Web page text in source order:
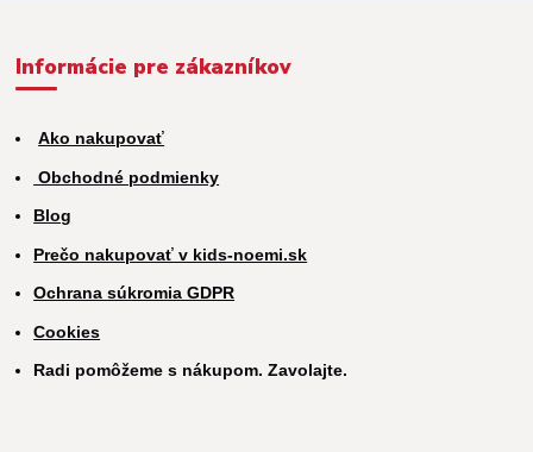
Informácie pre zákazníkov
Ako nakupovať
Obchodné podmienky
Blog
Prečo nakupovať v kids-noemi.sk
Ochrana súkromia GDPR
Cookies
Radi pomôžeme s nákupom. Zavolajte.